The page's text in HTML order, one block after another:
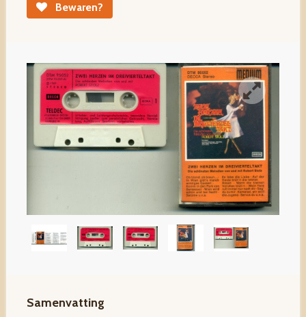
Bewaren?
Samenvatting